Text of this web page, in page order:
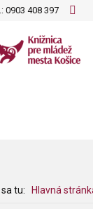
0903 408 397
tu: Hlavná